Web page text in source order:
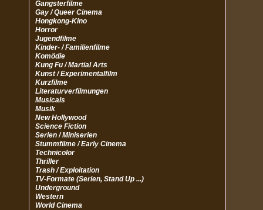
Gangsterfilme
Gay / Queer Cinema
Hongkong-Kino
Horror
Jugendfilme
Kinder- / Familienfilme
Komödie
Kung Fu / Martial Arts
Kunst / Experimentalfilm
Kurzfilme
Literaturverfilmungen
Musicals
Musik
New Hollywood
Science Fiction
Serien / Miniserien
Stummfilme / Early Cinema
Technicolor
Thriller
Trash / Exploitation
TV-Formate (Serien, Stand Up ...)
Underground
Western
World Cinema